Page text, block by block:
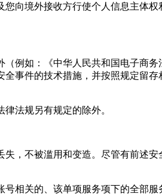
向境外接收方行使个人信息主体
例如：《中华人民共和国电子商务
事件的技术措施，并按照规定留存
法规另有规定的除外。
，不被滥用和变造。尽管有前述安
相关的、该单项服务项下的全部服